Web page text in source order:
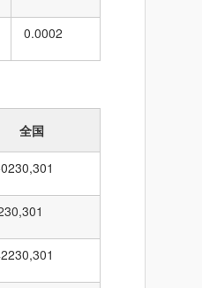
0.0002
全国
230,301
230,301